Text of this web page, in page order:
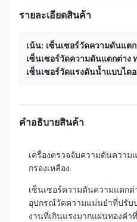
รายละเอียดสินค้า
เน้น: เซ็นเซอร์วัดความดันแต
เซ็นเซอร์วัดความดันแตกต่าง
เซ็นเซอร์วัดแรงดันน้ำแบบได
คําอธิบายสินค้า
เครื่องตรวจจับความดันควา
กรองเหลือง
เซ็นเซอร์ความดันความแตกต่
อุปกรณ์วัดความแม่นยําที่ปรับ
งานที่เกินแรงมากแผ่นทองคํ